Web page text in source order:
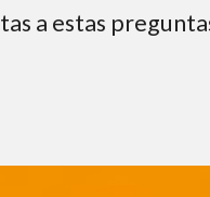
a estas